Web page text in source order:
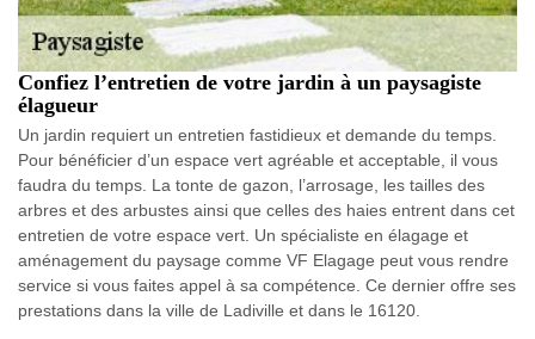
Confiez l’entretien de votre jardin à un paysagiste
élagueur
Un jardin requiert un entretien fastidieux et demande du temps.
Pour bénéficier d’un espace vert agréable et acceptable, il vous
faudra du temps. La tonte de gazon, l’arrosage, les tailles des
arbres et des arbustes ainsi que celles des haies entrent dans cet
entretien de votre espace vert. Un spécialiste en élagage et
aménagement du paysage comme VF Elagage peut vous rendre
service si vous faites appel à sa compétence. Ce dernier offre ses
prestations dans la ville de Ladiville et dans le 16120.